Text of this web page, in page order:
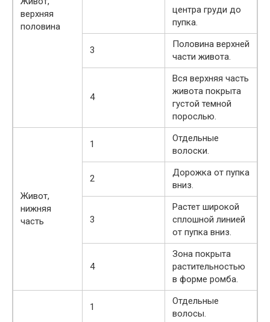
верхняя
половина
центра груди до
пупка.
3
Половина верхней
части живота.
4
Вся верхняя часть
живота покрыта
густой темной
порослью.
Живот,
нижняя
часть
1
Отдельные
волоски.
2
Дорожка от пупка
вниз.
3
Растет широкой
сплошной линией
от пупка вниз.
4
Зона покрыта
растительностью
в форме ромба.
1
Отдельные
волосы.